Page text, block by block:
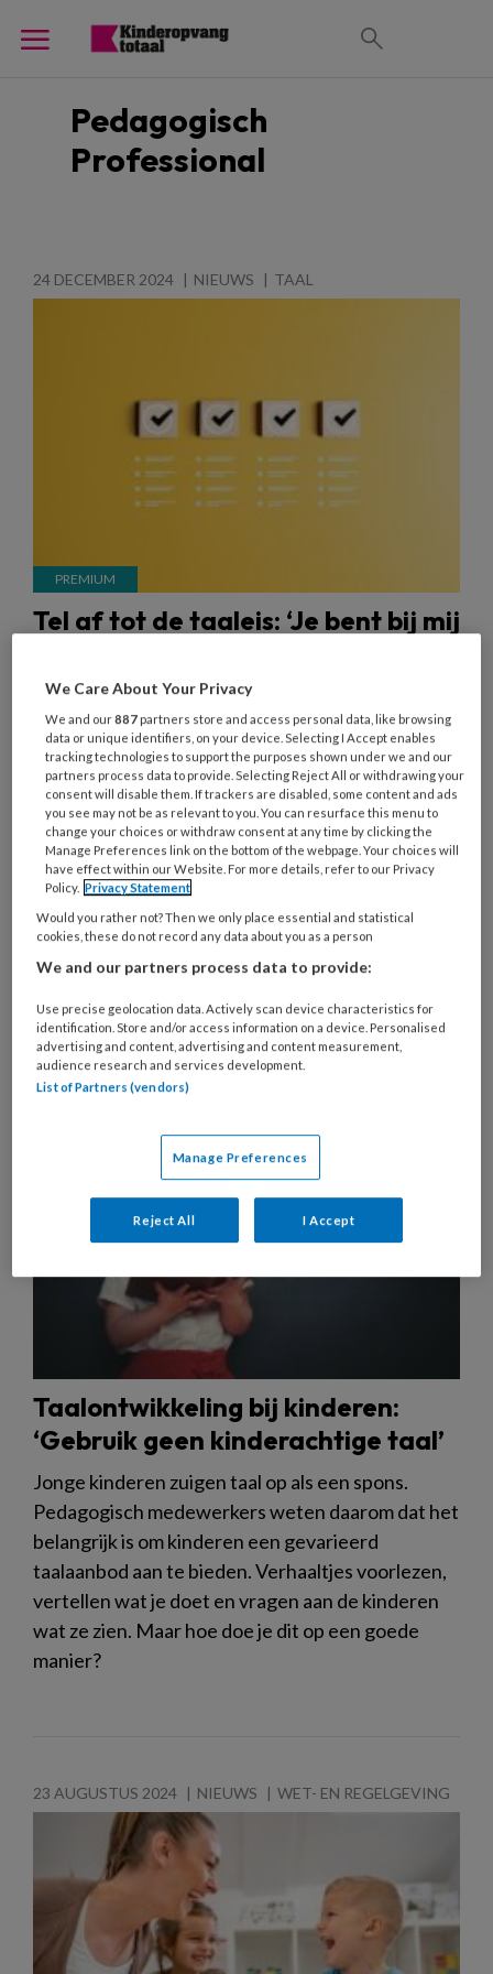
Pedagogisch
Professional
24 DECEMBER 2024 NIEUWS TAAL
Tel af tot de taaleis: ‘Je bent bij mij
Zo’n een op de twintig pedagogisch medewerkers
voldoet niet aan de taaleisen die vanaf 2025
gelden, blijkt uit cijfers van SZW. Angelique
Cannemijer en Lieke Kuiper van Julikids
Kinderopvang in Waddinxveen haalden de
taaltoets op de valreep. Lieke is dyslectisch en
Angelique moest drie keer herkansen. Beiden
werken al twintig jaar in het vak. ‘Het was een
drama.’
3 OKTOBER 2024 NIEUWS TAAL
Taalontwikkeling bij kinderen:
‘Gebruik geen kinderachtige taal’
Jonge kinderen zuigen taal op als een spons.
Pedagogisch medewerkers weten daarom dat het
belangrijk is om kinderen een gevarieerd
taalaanbod aan te bieden. Verhaaltjes voorlezen,
vertellen wat je doet en vragen aan de kinderen
wat ze zien. Maar hoe doe je dit op een goede
manier?
23 AUGUSTUS 2024 NIEUWS WET- EN REGELGEVING
We Care About Your Privacy
We and our887 partners store and access personal data, like browsing
data or unique identifiers, on your device. Selecting I Accept enables
tracking technologies to support the purposes shown under we and our
partners process data to provide. Selecting Reject All or withdrawing your
consent will disable them. If trackers are disabled, some content and ads
you see may not be as relevant to you. You can resurface this menu to
change your choices or withdraw consent at any time by clicking the
Manage Preferences link on the bottom of the webpage. Your choices will
have effect within our Website. For more details, refer to our Privacy
Policy. Privacy Statement
Would you rather not? Then we only place essential and statistical
cookies, these do not record any data about you as a person
We and our partners process data to provide:
Use precise geolocation data. Actively scan device characteristics for
identification. Store and/or access information on a device. Personalised
advertising and content, advertising and content measurement,
audience research and services development.
List of Partners (vendors)
Manage Preferences
Reject All I Accept